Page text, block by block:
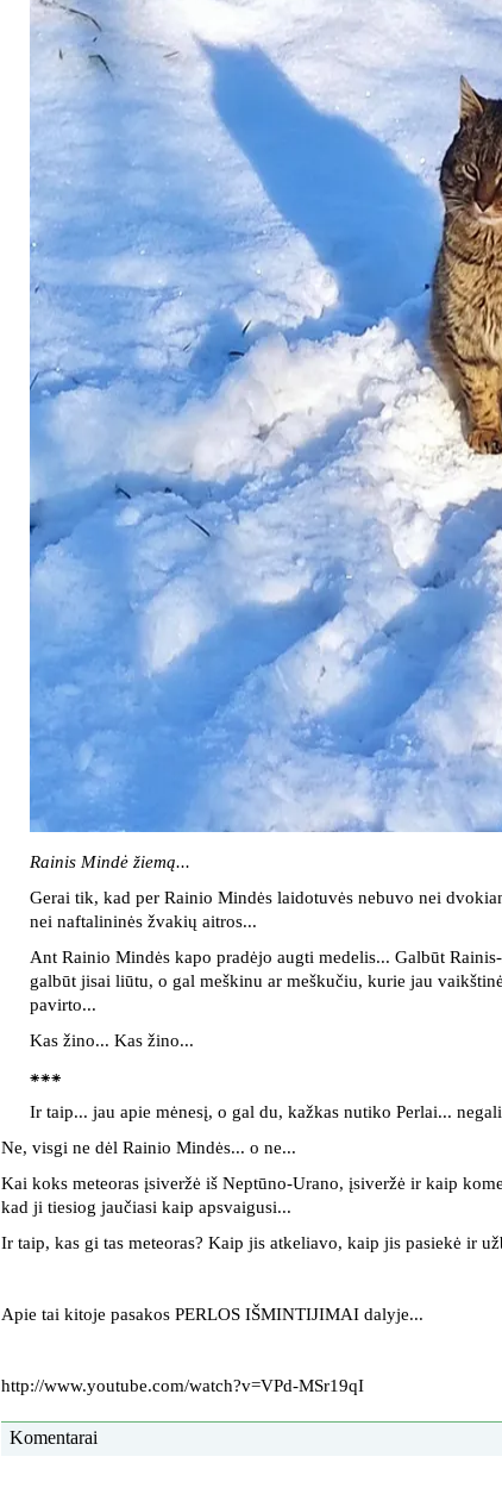
Rainis Mindė žiemą...
Gerai tik, kad per Rainio Mindės laidotuvės nebuvo nei
nei naftalininės žvakių aitros...
Ant Rainio Mindės kapo pradėjo augti medelis... Galbūt
galbūt jisai liūtu, o gal meškinu ar meškučiu, kurie jau
pavirto...
Kas žino... Kas žino...
⁕⁕⁕
Ir taip... jau apie mėnesį, o gal du, kažkas nutiko Perlai...
Ne, visgi ne dėl Rainio Mindės... o ne...
Kai koks meteoras įsiveržė iš Neptūno-Urano, įsiveržė ir kaip
kad ji tiesiog jaučiasi kaip apsvaigusi...
Ir taip, kas gi tas meteoras? Kaip jis atkeliavo, kaip jis pasiekė ir
Apie tai kitoje pasakos PERLOS IŠMINTIJIMAI dalyje...
http://www.youtube.com/watch?v=VPd-MSr19qI
Komentarai